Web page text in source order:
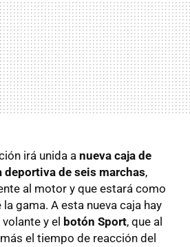
irá unida a nueva caja de
de seis marchas,
al motor y que estará como
gama. A esta nueva caja hay
y el botón Sport, que al
el tiempo de reacción del